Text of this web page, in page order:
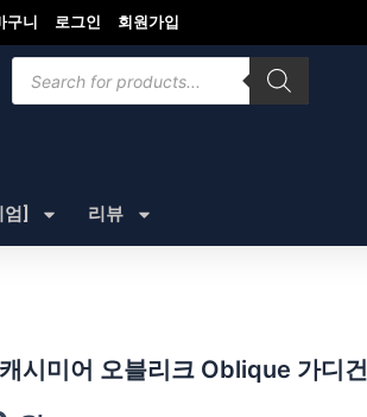
구니 로그인 회원가입
search
] 리뷰
시미어 오블리크 Oblique 가디건